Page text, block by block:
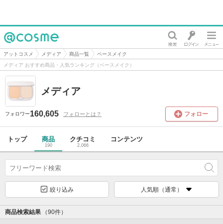
@cosme
アットコスメ メディア 商品一覧
ベースメイク
メディア おすすめ商品・人気ランキング（ベースメイク）
メディア
フォロワー160,605 フォローとは？ フォロー
トップ 商品
190
クチコミ
2,066
コンテンツ
絞り込み 人気順（通常）
商品検索結果 （90件）